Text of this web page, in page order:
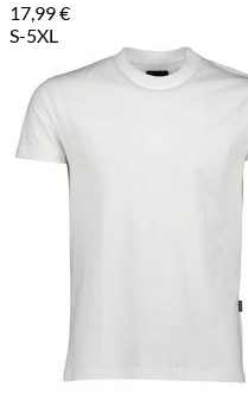
17,99€
S-5XL